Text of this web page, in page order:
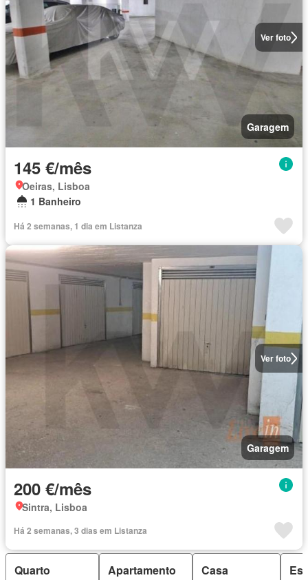
Ver foto
Garagem
145 €/mês
Oeiras, Lisboa
1 Banheiro
Há 2 semanas, 1 dia em Listanza
Ver foto
Garagem
200 €/mês
Sintra, Lisboa
Há 2 semanas, 3 dias em Listanza
Quarto Apartamento Casa